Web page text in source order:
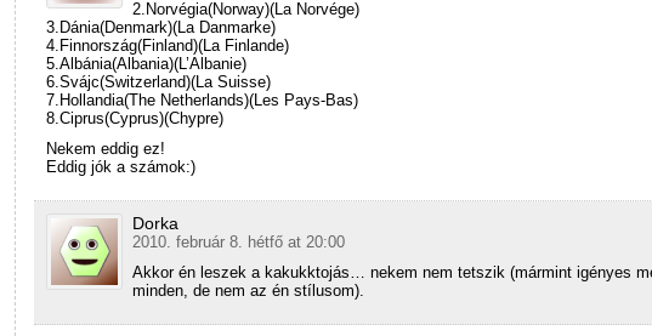
2.Norvégia(Norway)(La Norvége)
3.Dánia(Denmark)(La Danmarke)
4.Finnország(Finland)(La Finlande)
5.Albánia(Albania)(L’Albanie)
6.Svájc(Switzerland)(La Suisse)
7.Hollandia(The Netherlands)(Les Pays-Bas)
8.Ciprus(Cyprus)(Chypre)
Nekem eddig ez!
Eddig jók a számok:)
Dorka
2010. február 8. hétfő at 20:00
Akkor én leszek a kakukktojás… nekem nem tetszik (mármint igényes
minden, de nem az én stílusom).